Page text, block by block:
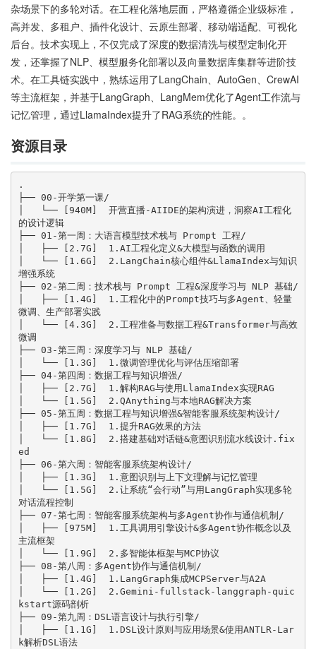
杂场景下的多轮对话。在工程化落地层面，严格遵循企业级标准，
高并发、多租户、插件化设计、云原生部署、移动端适配、可视化
后台。技术实现上，不仅完成了深度的数据清洗与模型定制化开
发，还掌握了NLP、模型服务化部署以及向量数据库集群等进阶技
术。在工具链实践中，熟练运用了LangChain、AutoGen、CrewAI
等主流框架，并基于LangGraph、LangMem优化了Agent工作流与
记忆管理，通过LlamaIndex提升了RAG系统的性能。。
资源目录
.
├── 00-开学第一课/
│   └── [940M]  开营直播-AIIDE的架构演进，洞察AI工程化
的设计逻辑
├── 01-第一周：大语言模型技术栈与 Prompt 工程/
│   ├── [2.7G]  1.AI工程化定义&大模型与函数的调用
│   └── [1.6G]  2.LangChain核心组件&LlamaIndex与知识
增强系统
├── 02-第二周：技术栈与 Prompt 工程&深度学习与 NLP 基础/
│   ├── [1.4G]  1.工程化中的Prompt技巧与多Agent、轻量
微调、生产部署实践
│   └── [4.3G]  2.工程准备与数据工程&Transformer与高效
微调
├── 03-第三周：深度学习与 NLP 基础/
│   └── [1.3G]  1.微调管理优化与评估压缩部署
├── 04-第四周：数据工程与知识增强/
│   ├── [2.7G]  1.解构RAG与使用LlamaIndex实现RAG
│   └── [1.5G]  2.QAnything与本地RAG解决方案
├── 05-第五周：数据工程与知识增强&智能客服系统架构设计/
│   ├── [1.7G]  1.提升RAG效果的方法
│   └── [1.8G]  2.搭建基础对话链&意图识别流水线设计.fix
ed
├── 06-第六周：智能客服系统架构设计/
│   ├── [1.3G]  1.意图识别与上下文理解与记忆管理
│   └── [1.5G]  2.让系统“会行动”与用LangGraph实现多轮
对话流程控制
├── 07-第七周：智能客服系统架构与多Agent协作与通信机制/
│   ├── [975M]  1.工具调用引擎设计&多Agent协作概念以及
主流框架
│   └── [1.9G]  2.多智能体框架与MCP协议
├── 08-第八周：多Agent协作与通信机制/
│   ├── [1.4G]  1.LangGraph集成MCPServer与A2A
│   └── [1.2G]  2.Gemini-fullstack-langgraph-quic
kstart源码剖析
├── 09-第九周：DSL语言设计与执行引擎/
│   ├── [1.1G]  1.DSL设计原则与应用场景&使用ANTLR-Lar
k解析DSL语法